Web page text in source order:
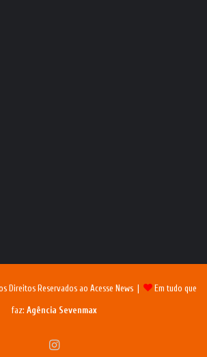
Direitos Reservados ao Acesse News | Em tudo que
faz: Agência Sevenmax
Instagram